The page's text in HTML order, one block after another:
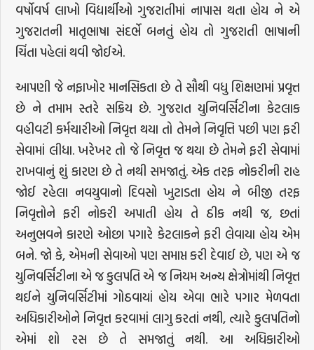
વર્ષોવર્ષ લાખો વિદ્યાર્થીઓ ગુજરાતીમાં નાપાસ થતા હોય ને એ
ગુજરાતની માતૃભાષા સંદર્ભે બનતું હોય તો ગુજરાતી ભાષાની
ચિંતા પહેલાં થવી જોઈએ.
આપણી જે નફાખોર માનસિકતા છે તે સૌથી વધુ શિક્ષણમાં પ્રવૃત્ત
છે ને તમામ સ્તરે સક્રિય છે. ગુજરાત યુનિવર્સિટીના કેટલાક
વહીવટી કર્મચારીઓ નિવૃત્ત થયા તો તેમને નિવૃત્તિ પછી પણ ફરી
સેવામાં લીધા. ખરેખર તો જે નિવૃત્ત જ થયા છે તેમને ફરી સેવામાં
રાખવાનું શું કારણ છે તે નથી સમજાતું. એક તરફ નોકરીની રાહ
જોઈ રહેલા નવયુવાનો દિવસો ખુટાડતા હોય ને બીજી તરફ
નિવૃત્તોને ફરી નોકરી અપાતી હોય તે ઠીક નથી જ, છતાં
અનુભવને કારણે ઓછા પગારે કેટલાકને ફરી લેવાયા હોય એમ
બને. જો કે, એમની સેવાઓ પણ સમાપ્ત કરી દેવાઈ છે, પણ એ જ
યુનિવર્સિટીના એ જ કુલપતિ એ જ નિયમ અન્ય ક્ષેત્રોમાંથી નિવૃત્ત
થઈને યુનિવર્સિટીમાં ગોઠવાયાં હોય એવા ભારે પગાર મેળવતા
અધિકારીઓને નિવૃત્ત કરવામાં લાગુ કરતાં નથી, ત્યારે કુલપતિનો
એમાં શો રસ છે તે સમજાતું નથી. આ અધિકારીઓ